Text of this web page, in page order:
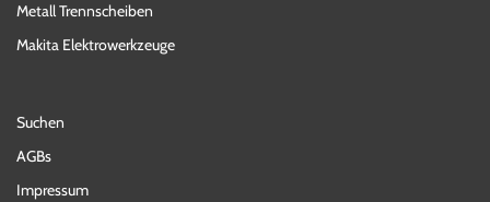
Metall Trennscheiben
Makita Elektrowerkzeuge
Suchen
AGBs
Impressum